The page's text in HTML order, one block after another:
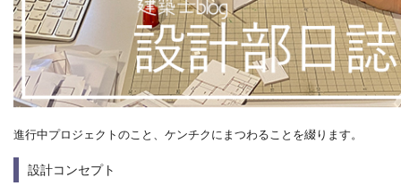
進行中プロジェクトのこと、ケンチクにまつわることを綴ります。
設計コンセプト